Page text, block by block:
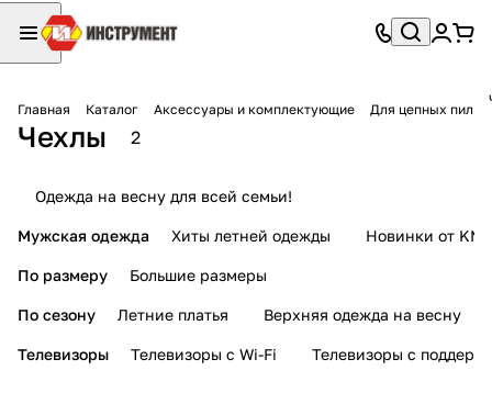
Главная Каталог Аксессуары и комплектующие Для цепных пил
Чехлы 2
Одежда на весну для всей семьи!
Мужская одежда Хиты летней одежды Новинки от KMI
По размеру Большие размеры
По сезону Летние платья Верхняя одежда на весну
Телевизоры Телевизоры с Wi-Fi Телевизоры с